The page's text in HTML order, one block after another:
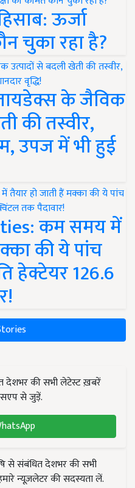
ऊर्जा
चुका रहा है?
के जैविक
की तस्वीर,
उपज में भी हुई
कम समय में
की ये पांच
हेक्टेयर 126.6
देशभर की सभी लेटेस्ट ख़बरें
से जुड़ें.
से संबंधित देशभर की सभी
न्यूज़लेटर की सदस्यता लें.